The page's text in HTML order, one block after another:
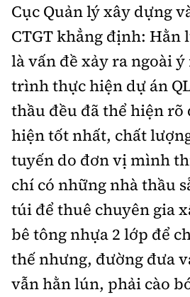
Cục Quản lý xây dựng
CTGT khẳng định: Hằn
là vấn đề xảy ra ngoài
trình thực hiện dự án
thầu đều đã thể hiện
hiện tốt nhất, chất
tuyến do đơn vị mình
chí có những nhà thầu
túi để thuê chuyên gia
bê tông nhựa 2 lớp để
thế nhưng, đường đưa
vẫn hằn lún, phải cào